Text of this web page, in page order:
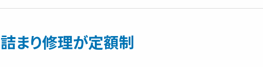
詰まり修理が定額制